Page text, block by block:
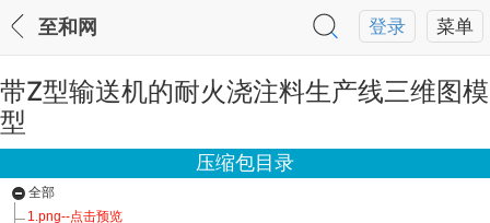
菜单
登录
至和网
带Z型输送机的耐火浇注料生产线三维图模
型
压缩包目录
全部
1.png--点击预览